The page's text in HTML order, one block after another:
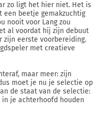
zo ligt het hier niet. Het is
een beetje gemakzuchtig
nooit voor Lang zou
al voordat hij zijn debuut
zijn eerste voorbereiding.
met creatieve
maar meer: zijn
moet je nu je selectie op
de staat van de selectie:
je achterhoofd houden